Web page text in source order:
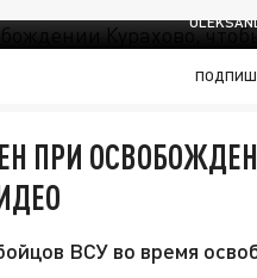
ПРИ
ВСУ во время